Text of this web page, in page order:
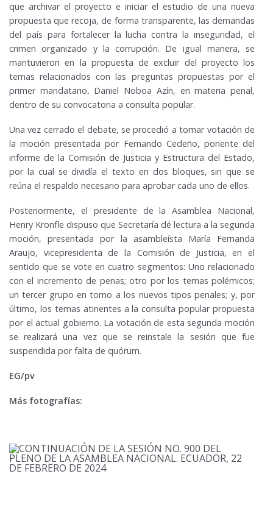
que archivar el proyecto e iniciar el estudio de una nueva
propuesta que recoja, de forma transparente, las demandas
del país para fortalecer la lucha contra la inseguridad, el
crimen organizado y la corrupción. De igual manera, se
mantuvieron en la propuesta de excluir del proyecto los
temas relacionados con las preguntas propuestas por el
primer mandatario, Daniel Noboa Azín, en materia penal,
dentro de su convocatoria a consulta popular.
Una vez cerrado el debate, se procedió a tomar votación de
la moción presentada por Fernando Cedeño, ponente del
informe de la Comisión de Justicia y Estructura del Estado,
por la cual se dividía el texto en dos bloques, sin que se
reúna el respaldo necesario para aprobar cada uno de ellos.
Posteriormente, el presidente de la Asamblea Nacional,
Henry Kronfle dispuso que Secretaría dé lectura a la segunda
moción, presentada por la asambleísta María Fernanda
Araujo, vicepresidenta de la Comisión de Justicia, en el
sentido que se vote en cuatro segmentos: Uno relacionado
con el incremento de penas; otro por los temas polémicos;
un tercer grupo en torno a los nuevos tipos penales; y, por
último, los temas atinentes a la consulta popular propuesta
por el actual gobierno. La votación de esta segunda moción
se realizará una vez que se reinstale la sesión que fue
suspendida por falta de quórum.
EG/pv
Más fotografías: